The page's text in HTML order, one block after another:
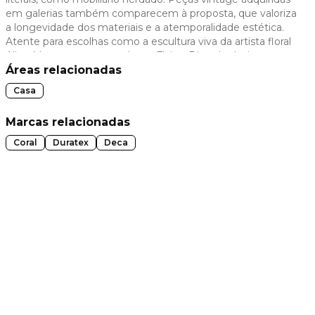
slide
slide
em galerias também comparecem à proposta, que valoriza
a longevidade dos materiais e a atemporalidade estética.
Atente para escolhas como a escultura viva da artista floral
Aline Matsumoto, o pendente Flying Disc, do designer
Ingo Maurer, e a luminária Moon, de Davide Groppi.
Áreas relacionadas
Casa
Marcas relacionadas
Coral Duratex Deca